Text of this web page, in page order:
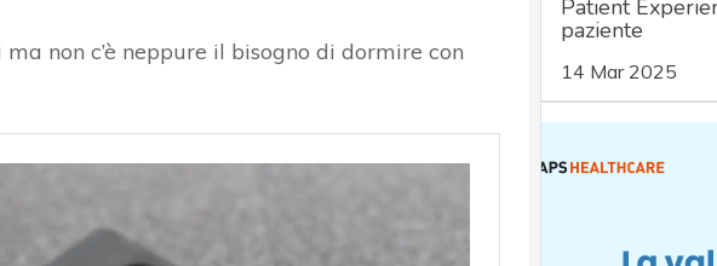
non c’è neppure il bisogno di dormire con
Patient
paziente
14 Mar 2025